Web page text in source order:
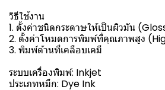
วิธีใช้งาน
1. ตั้งค่าชนิดกระดาษให้เป็นผิวมัน
2. ตั้งค่าโหมดการพิมพ์ที่คุณภาพสูง
3. พิมพ์ด้านที่เคลือบเคมี
ระบบเครื่องพิมพ์: Inkjet
ประเภทหมึก: Dye Ink